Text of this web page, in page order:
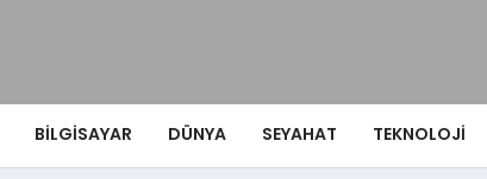
BILGISAYAR DÜNYA SEYAHAT TEKNOLOJI